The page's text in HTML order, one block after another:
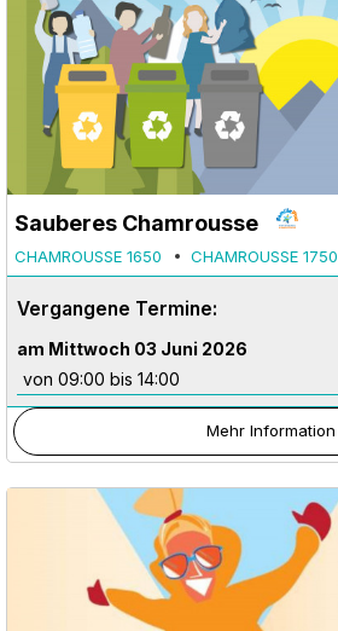
Sauberes Chamrousse
CHAMROUSSE 1650 CHAMROUSSE 1750
Vergangene Termine:
am Mittwoch 03 Juni 2026
von 09:00 bis 14:00
Mehr Information